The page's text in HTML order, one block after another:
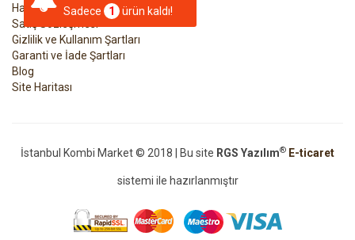
Sadece
1 ürün kaldı!
Hakkımızda
Satış Sözleşmesi
Gizlilik ve Kullanım Şartları
Garanti ve İade Şartları
Blog
Site Haritası
İstanbul Kombi Market © 2018 | Bu site RGS Yazılım® E-ticaret
sistemi ile hazırlanmıştır